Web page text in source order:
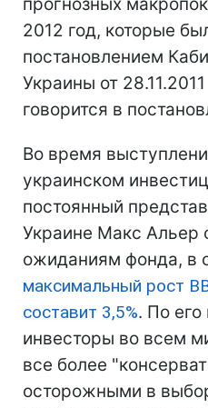
2012 год, которые
постановлением
Украины от
говорится в
Во время
украинском
постоянный
Украине Макс Альер
ожиданиям фонда, в
максимальный рост
составит 3,5%. По
инвесторы во всем
все более
осторожными в